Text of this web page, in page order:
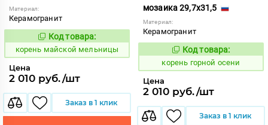
Материал:
Керамогранит
787674
Код товара:
корень майской мельницы
Цена
2 010 руб./шт
Заказ в 1 клик
мозаика 29,7x31,5
Материал:
Керамогранит
783690
Код товара:
корень горной осени
Цена
2 010 руб./шт
Заказ в 1 клик